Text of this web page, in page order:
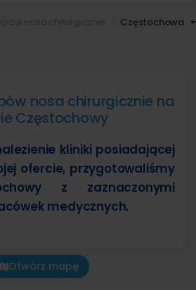
Częstochowa
nosa chirurgicznie na
Częstochowy
kliniki posiadającej
ofercie, przygotowaliśmy
z zaznaczonymi
medycznych.
Otwórz mapę